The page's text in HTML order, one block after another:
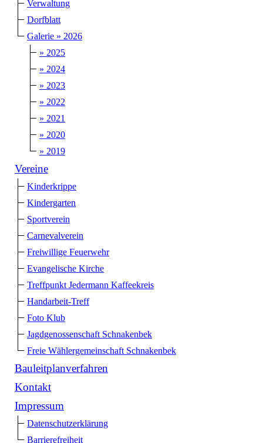
Verwaltung
Dorfblatt
Galerie » 2026
» 2025
» 2024
» 2023
» 2022
» 2021
» 2020
» 2019
Vereine
Kinderkrippe
Kindergarten
Sportverein
Carnevalverein
Freiwillige Feuerwehr
Evangelische Kirche
Treffpunkt Jedermann Kaffeekreis
Handarbeit-Treff
Foto Klub
Jagdgenossenschaft Schnakenbek
Freie Wählergemeinschaft Schnakenbek
Bauleitplanverfahren
Kontakt
Impressum
Datenschutzerklärung
Barrierefreiheit